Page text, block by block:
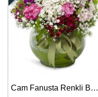
Cam Fanusta Renkli Bahar Çiçekleri Aranjmanı